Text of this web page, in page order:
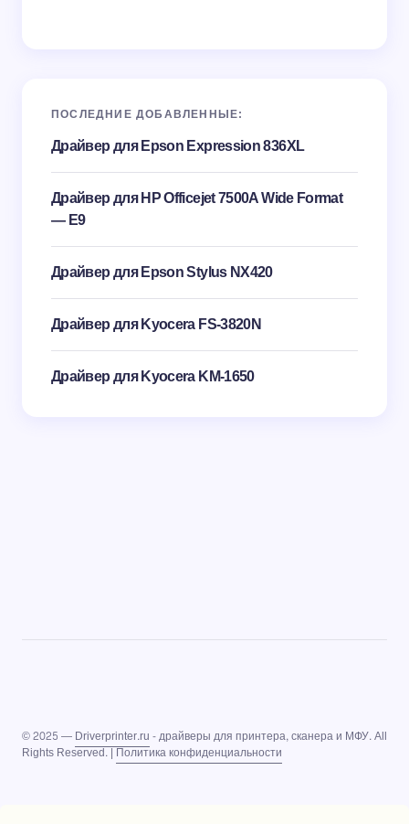
ПОСЛЕДНИЕ ДОБАВЛЕННЫЕ:
Драйвер для Epson Expression 836XL
Драйвер для HP Officejet 7500A Wide Format
— E9
Драйвер для Epson Stylus NX420
Драйвер для Kyocera FS-3820N
Драйвер для Kyocera KM-1650
© 2025 —Driverprinter.ru- драйверы для принтера, сканера и МФУ. All
Rights Reserved. |Политика конфиденциальности